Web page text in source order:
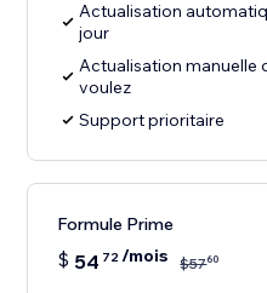
Actualisation
jour
Actualisation manuelle
voulez
Support prioritaire
Formule Prime
$ 54 72/mois $5760